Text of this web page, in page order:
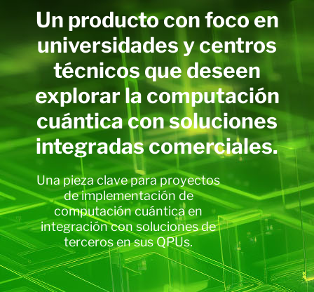
Un producto con foco en
universidades y centros
técnicos que deseen
explorar la computación
cuántica con soluciones
integradas comerciales.
Una pieza clave para proyectos
de implementación de
computación cuántica en
integración con soluciones de
terceros en sus QPUs.